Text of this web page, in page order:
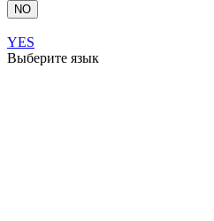
NO
YES
Выберите язык